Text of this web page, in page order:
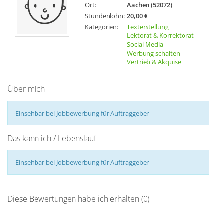
Ort:
Aachen (52072)
Stundenlohn: 20,00 €
Kategorien:
Texterstellung
Lektorat & Korrektorat
Social Media
Werbung schalten
Vertrieb & Akquise
Über mich
Einsehbar bei Jobbewerbung für Auftraggeber
Das kann ich / Lebenslauf
Einsehbar bei Jobbewerbung für Auftraggeber
Diese Bewertungen habe ich erhalten (0)